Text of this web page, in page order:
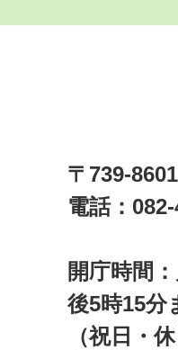
〒739-
電話：082-
開庁時間
後5時15分
（祝日・